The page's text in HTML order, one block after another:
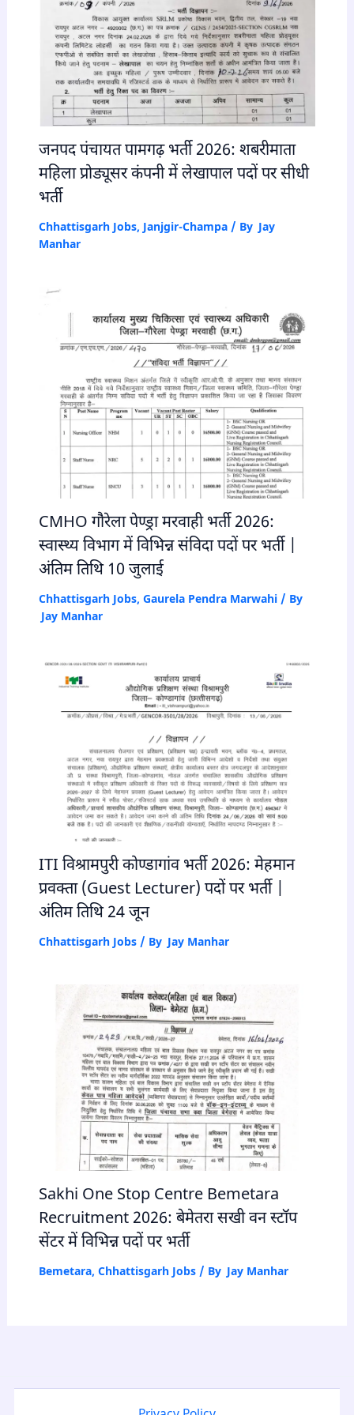
जनपद पंचायत पामगढ़ भर्ती 2026: शबरीमाता
महिला प्रोड्यूसर कंपनी में लेखापाल पदों पर सीधी
भर्ती
Chhattisgarh Jobs,Janjgir-Champa/ By Jay
Manhar
CMHO गौरेला पेण्ड्रा मरवाही भर्ती 2026:
स्वास्थ्य विभाग में विभिन्न संविदा पदों पर भर्ती |
अंतिम तिथि 10 जुलाई
Chhattisgarh Jobs, Gaurela Pendra Marwahi/ By
Jay Manhar
ITI विश्रामपुरी कोण्डागांव भर्ती 2026: मेहमान
प्रवक्ता (Guest Lecturer) पदों पर भर्ती |
अंतिम तिथि 24 जून
Chhattisgarh Jobs/ By Jay Manhar
Sakhi One Stop Centre Bemetara
Recruitment 2026: बेमेतरा सखी वन स्टॉप
सेंटर में विभिन्न पदों पर भर्ती
Bemetara, Chhattisgarh Jobs/ By Jay Manhar